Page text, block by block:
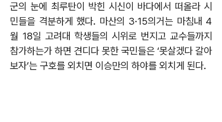
군의 눈에 최루탄이 박힌 시신이 바다에서 떠올라 시
민들을 격분하게 했다. 마산의 3·15의거는 마침내 4
월 18일 고려대 학생들의 시위로 번지고 교수들까지
참가하는가 하면 견디다 못한 국민들은 ‘못살겠다 갈아
보자’는 구호를 외치면 이승만의 하야를 외치게 된다.